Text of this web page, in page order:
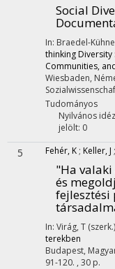
Social
In: Braedel-
thinking
Communities,
Wiesbaden,
Tudományos
Nyilvános
jelölt: 0
5 Fehér, K ; Keller, J ;
"Ha
és
fejlesztési
In: Virág, T (szerk.)
terekben
Budapest,
91-120. , 30 p.